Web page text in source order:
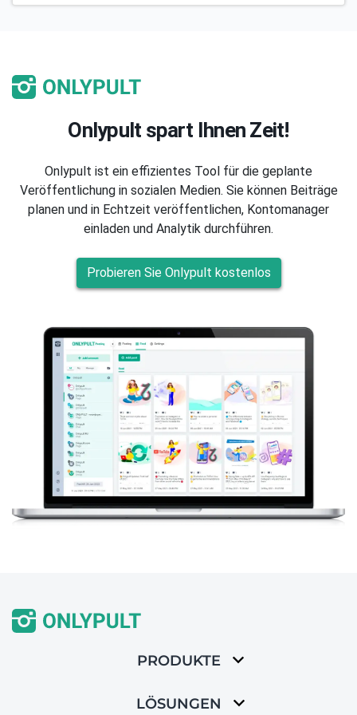
Onlypult spart Ihnen Zeit!
Onlypult ist ein effizientes Tool für die geplante
Veröffentlichung in sozialen Medien. Sie können Beiträge
planen und in Echtzeit veröffentlichen, Kontomanager
einladen und Analytik durchführen.
Probieren Sie Onlypult kostenlos
PRODUKTE
LÖSUNGEN